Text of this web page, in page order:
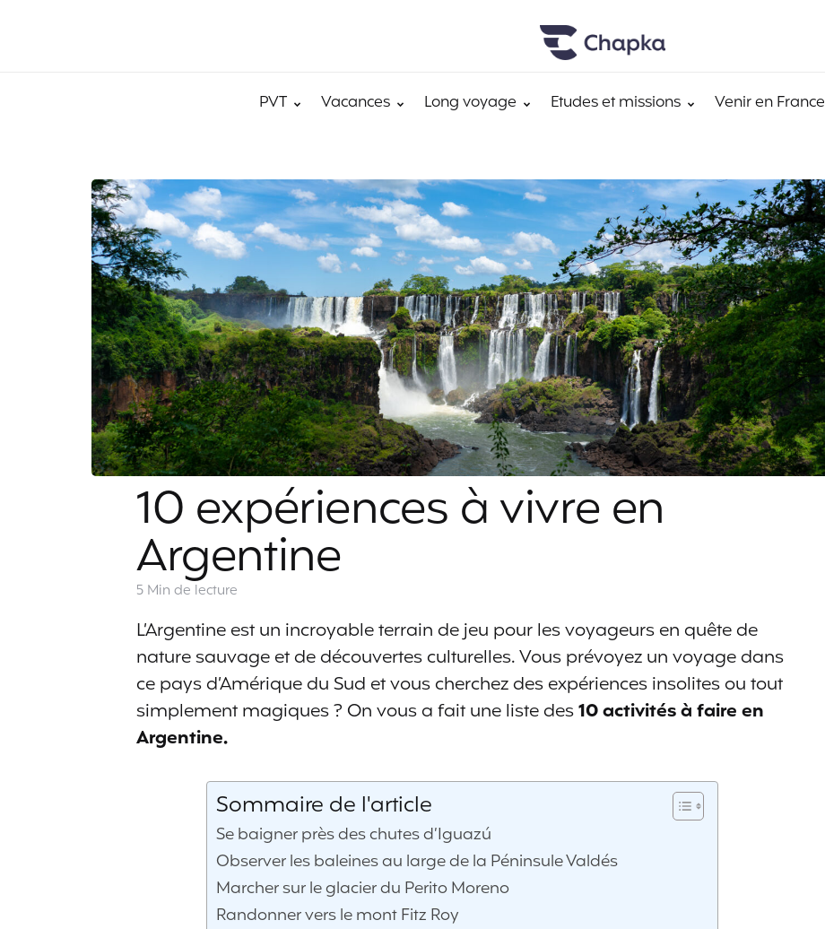
PVT Vacances Long voyage Etudes et missions Venir en France
10 expériences à vivre en
Argentine
5 Min de lecture
L’Argentine est un incroyable terrain de jeu pour les voyageurs en quête de
nature sauvage et de découvertes culturelles. Vous prévoyez un voyage dans
ce pays d’Amérique du Sud et vous cherchez des expériences insolites ou tout
simplement magiques ? On vous a fait une liste des10 activités à faire en
Argentine.
Sommaire de l'article
Se baigner près des chutes d’Iguazú
Observer les baleines au large de la Péninsule Valdés
Marcher sur le glacier du Perito Moreno
Randonner vers le mont Fitz Roy